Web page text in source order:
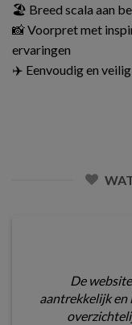
🏖️ Breed scala aan
📸 Voorpret met
ervaringen
✈️ Eenvoudig en
De
aantrekkelijk